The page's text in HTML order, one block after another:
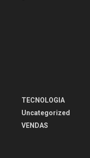
TECNOLOGIA
Uncategorized
VENDAS